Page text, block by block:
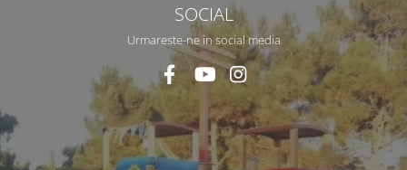
SOCIAL
Urmareste-ne in social media